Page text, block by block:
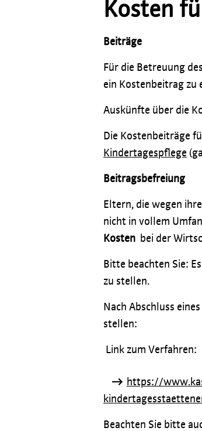
Kosten
Beiträge
Für die Betreuung
ein Kostenbeitrag zu
Auskünfte über die
Die Kostenbeiträge
Kindertagespflege
Beitragsbefreiung
Eltern, die wegen
nicht in vollem
Kosten bei der
Bitte beachten Sie:
zu stellen.
Nach Abschluss
stellen:
Link zum Verfahren:
https://
Beachten Sie bitte